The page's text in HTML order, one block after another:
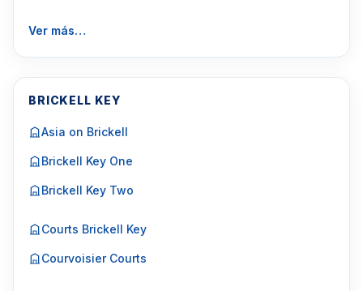
Ver más…
BRICKELL KEY
Asia on Brickell
Brickell Key One
Brickell Key Two
Courts Brickell Key
Courvoisier Courts